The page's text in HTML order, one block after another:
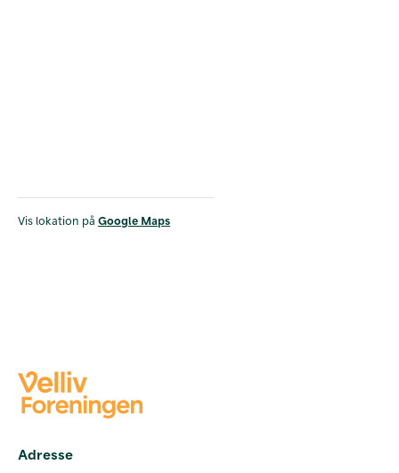
Vis lokation på Google Maps
Adresse